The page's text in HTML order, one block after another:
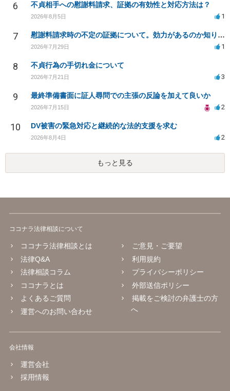
6 不貞相手への慰謝料請求、証拠の有効性と対応方法は？
2026年8月5日 1
7 慰謝料請求時の不定の証拠について。効力があるのか知りたい。
2026年7月29日 1
8 不貞行為の手切れ金について
2026年7月21日 3
9 最終準備書面に証人尋問での主張の反論を加えて良いか
2026年7月15日 2
10 DV被害の緊急対応と継続的な法的支援を求む
2026年8月4日 2
もっと見る
ココナラ法律相談について
ココナラ法律相談とは
法律Q&A
法律相談コラム
ココナラとは
よくあるご質問
運営へのお問い合わせ
ご意見・ご要望
利用規約
プライバシーポリシー
外部送信ポリシー
掲載をご検討の弁護士の方
へ
会社情報
運営会社
採用情報